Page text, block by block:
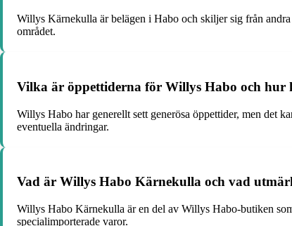
Willys Kärnekulla är belägen i Habo och skiljer sig från
området.
Vilka är öppettiderna för Willys Habo och hur
Willys Habo har generellt sett generösa öppettider, men det
eventuella ändringar.
Vad är Willys Habo Kärnekulla och vad
Willys Habo Kärnekulla är en del av Willys Habo-butiken
specialimporterade varor.